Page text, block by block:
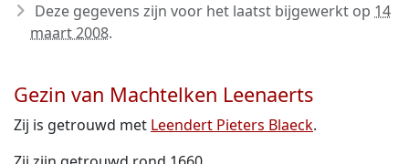
Deze gegevens zijn voor het laatst bijgewerkt op 14
maart 2008.
Gezin van Machtelken Leenaerts
Zij is getrouwd met Leendert Pieters Blaeck.